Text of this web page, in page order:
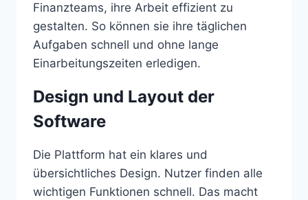
Finanzteams, ihre Arbeit effizient zu
gestalten. So können sie ihre täglichen
Aufgaben schnell und ohne lange
Einarbeitungszeiten erledigen.
Design und Layout der
Software
Die Plattform hat ein klares und
übersichtliches Design. Nutzer finden alle
wichtigen Funktionen schnell. Das macht